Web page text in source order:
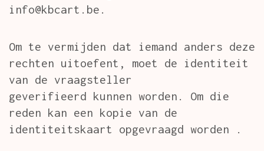
info@kbcart.be.
Om te vermijden dat iemand anders deze
rechten uitoefent, moet de identiteit
van de vraagsteller
geverifieerd kunnen worden. Om die
reden kan een kopie van de
identiteitskaart opgevraagd worden .